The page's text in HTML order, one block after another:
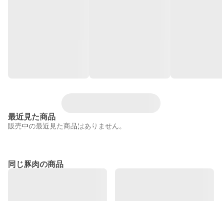
最近見た商品
販売中の最近見た商品はありません。
同じ豚肉の商品